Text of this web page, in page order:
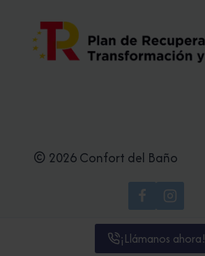
© 2026 Confort del Baño
¡Llámanos ahora!